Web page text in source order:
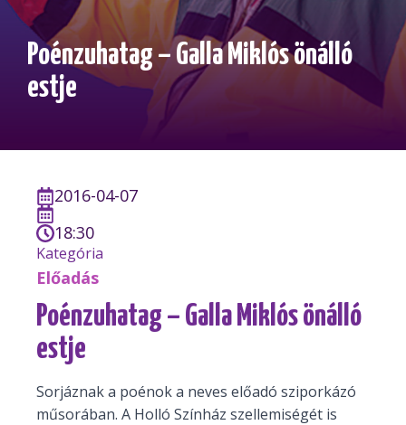
Poénzuhatag – Galla Miklós önálló
estje
2016-04-07
18:30
Kategória
Előadás
Poénzuhatag – Galla Miklós önálló
estje
Sorjáznak a poénok a neves előadó sziporkázó
műsorában. A Holló Színház szellemiségét is